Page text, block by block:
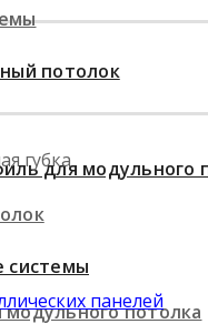
потолка
потолок
для модульного
системы
губка
панелей